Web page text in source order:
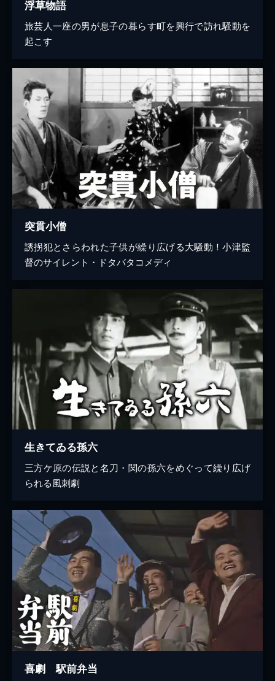
浮草物語
旅芸人一座の男が息子の暮らす町を興行で訪れ騒動を
起こす
突貫小僧
誘拐犯とさらわれた子供が繰り広げる大騒動！小津監
督のサイレント・ドタバタコメディ
生きてゐる孫六
三方ケ原の伝説と名刀・関の孫六をめぐって繰り広げ
られる風刺劇
喜劇 駅前弁当